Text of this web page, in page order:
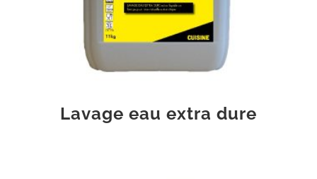
Lavage eau extra dure